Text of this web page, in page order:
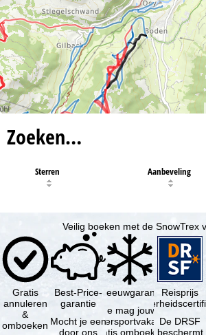
Zoeken…
Sterren Aanbeveling
Veilig boeken met de SnowTrex
Gratis
annuleren
&
omboeken
Best-Price-
garantie
Mocht je een
door ons
Sneeuwgarantie
Je mag jouw
wintersportvakantie
gratis omboeken
Reisprijs
De DRSF
beschermt